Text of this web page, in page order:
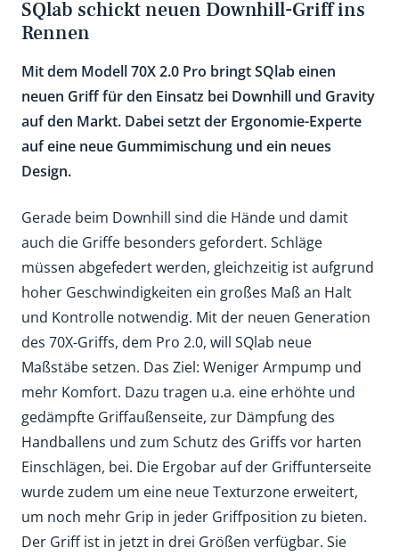
SQlab schickt neuen Downhill-Griff ins
Rennen
Mit dem Modell 70X 2.0 Pro bringt SQlab einen
neuen Griff für den Einsatz bei Downhill und Gravity
auf den Markt. Dabei setzt der Ergonomie-Experte
auf eine neue Gummimischung und ein neues
Design.
Gerade beim Downhill sind die Hände und damit
auch die Griffe besonders gefordert. Schläge
müssen abgefedert werden, gleichzeitig ist aufgrund
hoher Geschwindigkeiten ein großes Maß an Halt
und Kontrolle notwendig. Mit der neuen Generation
des 70X-Griffs, dem Pro 2.0, will SQlab neue
Maßstäbe setzen. Das Ziel: Weniger Armpump und
mehr Komfort. Dazu tragen u.a. eine erhöhte und
gedämpfte Griffaußenseite, zur Dämpfung des
Handballens und zum Schutz des Griffs vor harten
Einschlägen, bei. Die Ergobar auf der Griffunterseite
wurde zudem um eine neue Texturzone erweitert,
um noch mehr Grip in jeder Griffposition zu bieten.
Der Griff ist in jetzt in drei Größen verfügbar. Sie